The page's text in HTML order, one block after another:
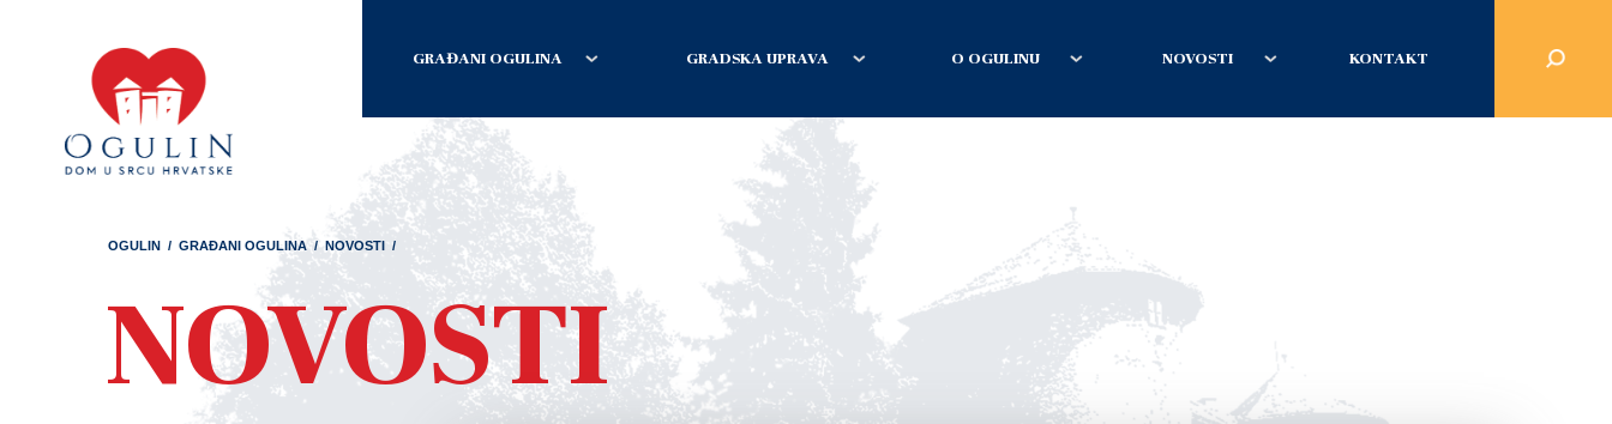
GRAĐANI OGULINA GRADSKA UPRAVA O OGULINU NOVOSTI KONTAKT
OGULIN / GRAĐANI OGULINA / NOVOSTI /
NOVOSTI